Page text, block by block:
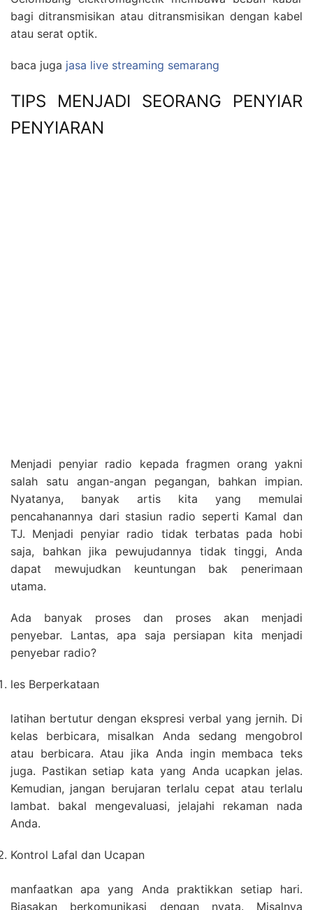
bagi ditransmisikan atau ditransmisikan dengan kabel
atau serat optik.
baca juga jasa live streaming semarang
TIPS MENJADI SEORANG PENYIAR
PENYIARAN
Menjadi penyiar radio kepada fragmen orang yakni
salah satu angan-angan pegangan, bahkan impian.
Nyatanya, banyak artis kita yang memulai
pencahanannya dari stasiun radio seperti Kamal dan
TJ. Menjadi penyiar radio tidak terbatas pada hobi
saja, bahkan jika pewujudannya tidak tinggi, Anda
dapat mewujudkan keuntungan bak penerimaan
utama.
Ada banyak proses dan proses akan menjadi
penyebar. Lantas, apa saja persiapan kita menjadi
penyebar radio?
les Berperkataan
latihan bertutur dengan ekspresi verbal yang jernih. Di
kelas berbicara, misalkan Anda sedang mengobrol
atau berbicara. Atau jika Anda ingin membaca teks
juga. Pastikan setiap kata yang Anda ucapkan jelas.
Kemudian, jangan berujaran terlalu cepat atau terlalu
lambat. bakal mengevaluasi, jelajahi rekaman nada
Anda.
Kontrol Lafal dan Ucapan
manfaatkan apa yang Anda praktikkan setiap hari.
Biasakan berkomunikasi dengan nyata. Misalnya